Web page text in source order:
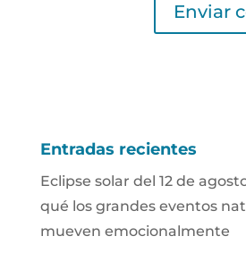
Entradas recientes
Eclipse solar del 12 de
qué los grandes eventos
mueven emocionalmente